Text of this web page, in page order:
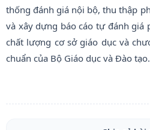
thống đánh giá nội bộ, thu thập
và xây dựng báo cáo tự đánh giá
chất lượng cơ sở giáo dục và
chuẩn của Bộ Giáo dục và Đào tạo.